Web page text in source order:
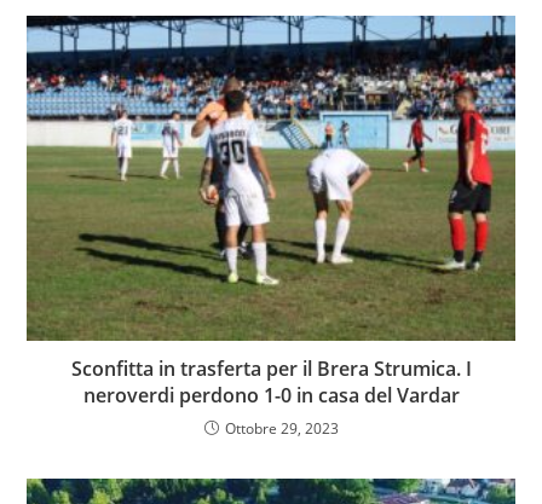
Sconfitta in trasferta per il Brera Strumica. I
neroverdi perdono 1-0 in casa del Vardar
Ottobre 29, 2023